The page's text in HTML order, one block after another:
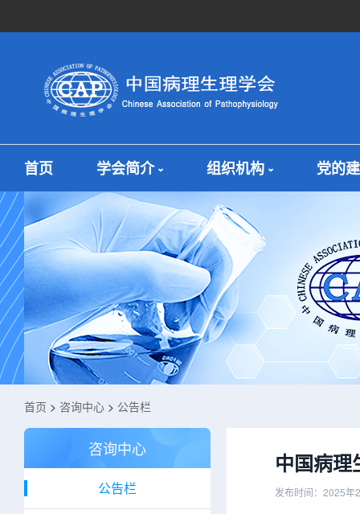
首页 学会简介 组织机构 党的
首页 > 咨询中心 > 公告栏
咨询中心
公告栏
中国病理
发布时间：2025年